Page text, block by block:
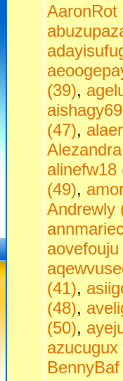
AaronRot
(39),
(47),
alinefw18
(49),
Andrewly
aovefouju
(41),
(48),
(50),
azucugux